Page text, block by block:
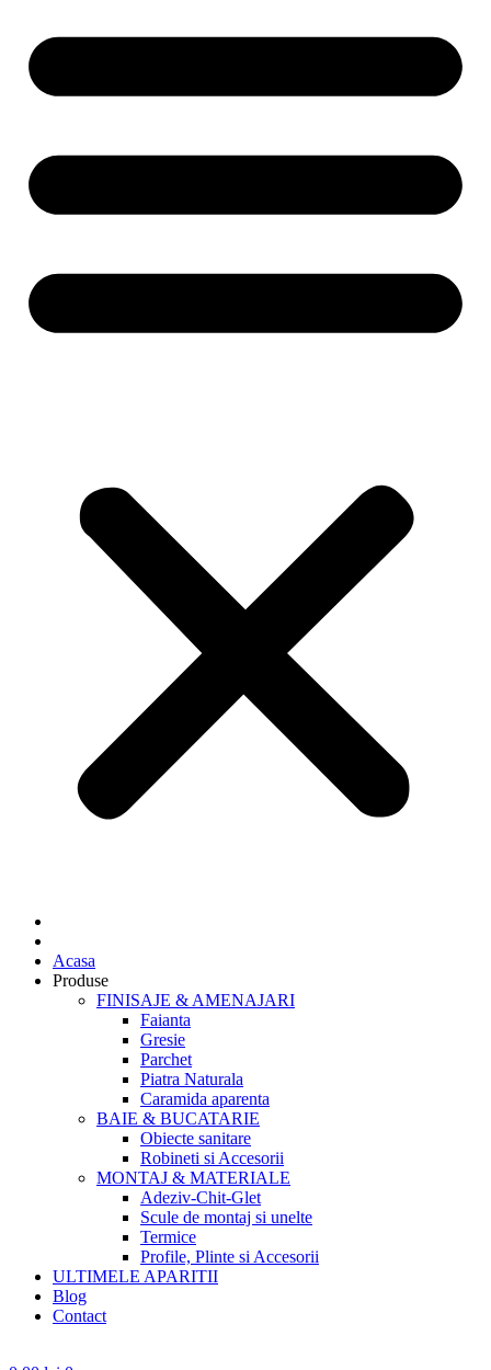
Acasa
Produse
FINISAJE & AMENAJARI
Faianta
Gresie
Parchet
Piatra Naturala
Caramida aparenta
BAIE & BUCATARIE
Obiecte sanitare
Robineti si Accesorii
MONTAJ & MATERIALE
Adeziv-Chit-Glet
Scule de montaj si unelte
Termice
Profile, Plinte si Accesorii
ULTIMELE APARITII
Blog
Contact